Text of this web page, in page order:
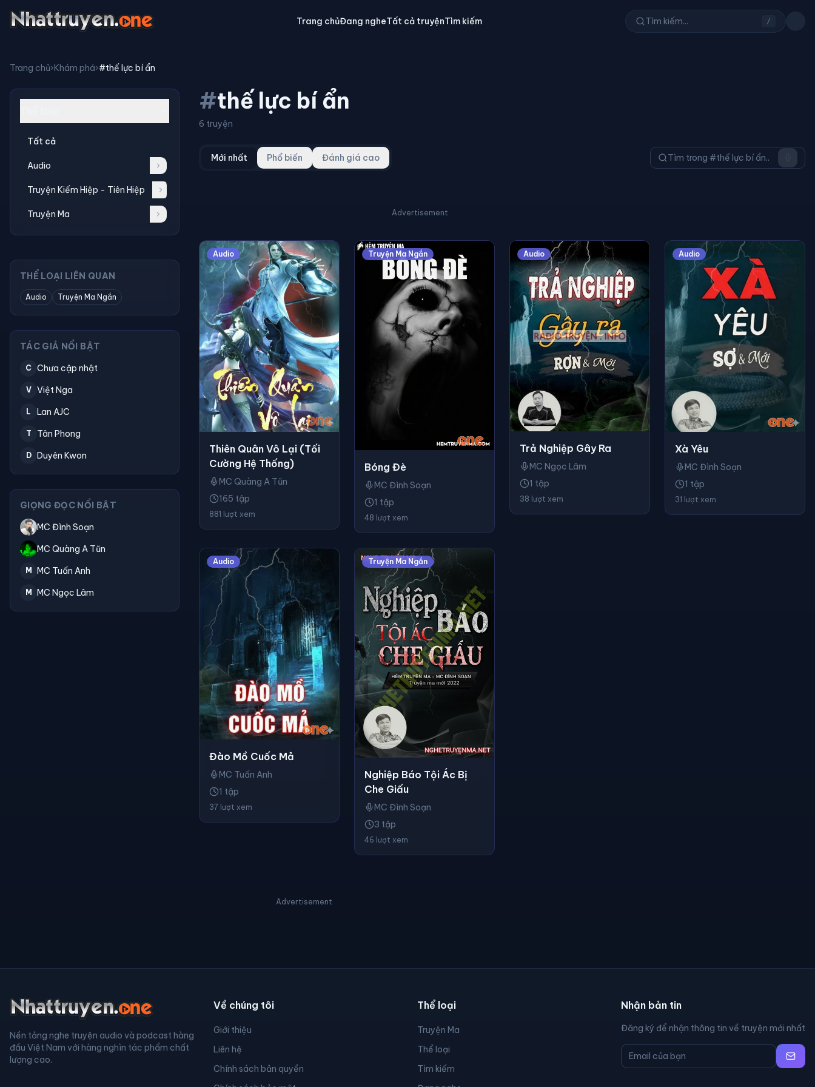
Trang chủĐang ngheTất cả truyệnTìm kiếm /
Trang chủ›Khám phá›#thế lực bí ẩn
Tất cả
Audio
Truyện Kiếm Hiệp - Tiên Hiệp
Truyện Ma
THỂ LOẠI LIÊN QUAN
Audio Truyện Ma Ngắn
TÁC GIẢ NỔI BẬT
C Chưa cập nhật
V Việt Nga
L Lan AJC
T Tân Phong
D Duyên Kwon
GIỌNG ĐỌC NỔI BẬT
MC Đình Soạn
MC Quàng A Tũn
M MC Tuấn Anh
M MC Ngọc Lâm
#thế lực bí ẩn
6 truyện
Mới nhất Phổ biến Đánh giá cao
Advertisement
Audio
Thiên Quân Vô Lại (Tối
Cường Hệ Thống)
MC Quàng A Tũn
165 tập
881 lượt xem
Truyện Ma Ngắn
Bóng Đè
MC Đình Soạn
1 tập
48 lượt xem
Audio
Trả Nghiệp Gây Ra
MC Ngọc Lâm
1 tập
38 lượt xem
Audio
Xà Yêu
MC Đình Soạn
1 tập
31 lượt xem
Audio
Đào Mồ Cuốc Mả
MC Tuấn Anh
1 tập
37 lượt xem
Truyện Ma Ngắn
Nghiệp Báo Tội Ác Bị
Che Giấu
MC Đình Soạn
3 tập
46 lượt xem
Advertisement
Nền tảng nghe truyện audio và podcast hàng
đầu Việt Nam với hàng nghìn tác phẩm chất
lượng cao.
Về chúng tôi
Giới thiệu
Liên hệ
Chính sách bản quyền
Thể loại
Truyện Ma
Thể loại
Tìm kiếm
Nhận bản tin
Đăng ký để nhận thông tin về truyện mới nhất